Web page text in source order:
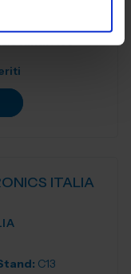
Stand:A03
ITALIA
C13